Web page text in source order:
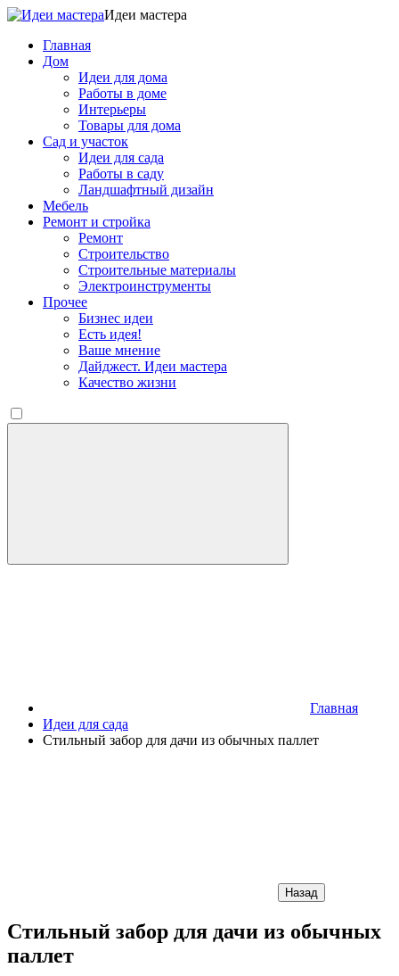
Идеи мастера
Главная
Дом
Идеи для дома
Работы в доме
Интерьеры
Товары для дома
Сад и участок
Идеи для сада
Работы в саду
Ландшафтный дизайн
Мебель
Ремонт и стройка
Ремонт
Строительство
Строительные материалы
Электроинструменты
Прочее
Бизнес идеи
Есть идея!
Ваше мнение
Дайджест. Идеи мастера
Качество жизни
Главная
Идеи для сада
Стильный забор для дачи из обычных паллет
Назад
Стильный забор для дачи из обычных
паллет